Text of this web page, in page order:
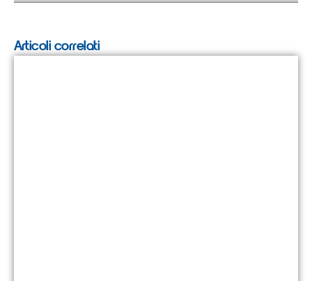
Articoli correlati